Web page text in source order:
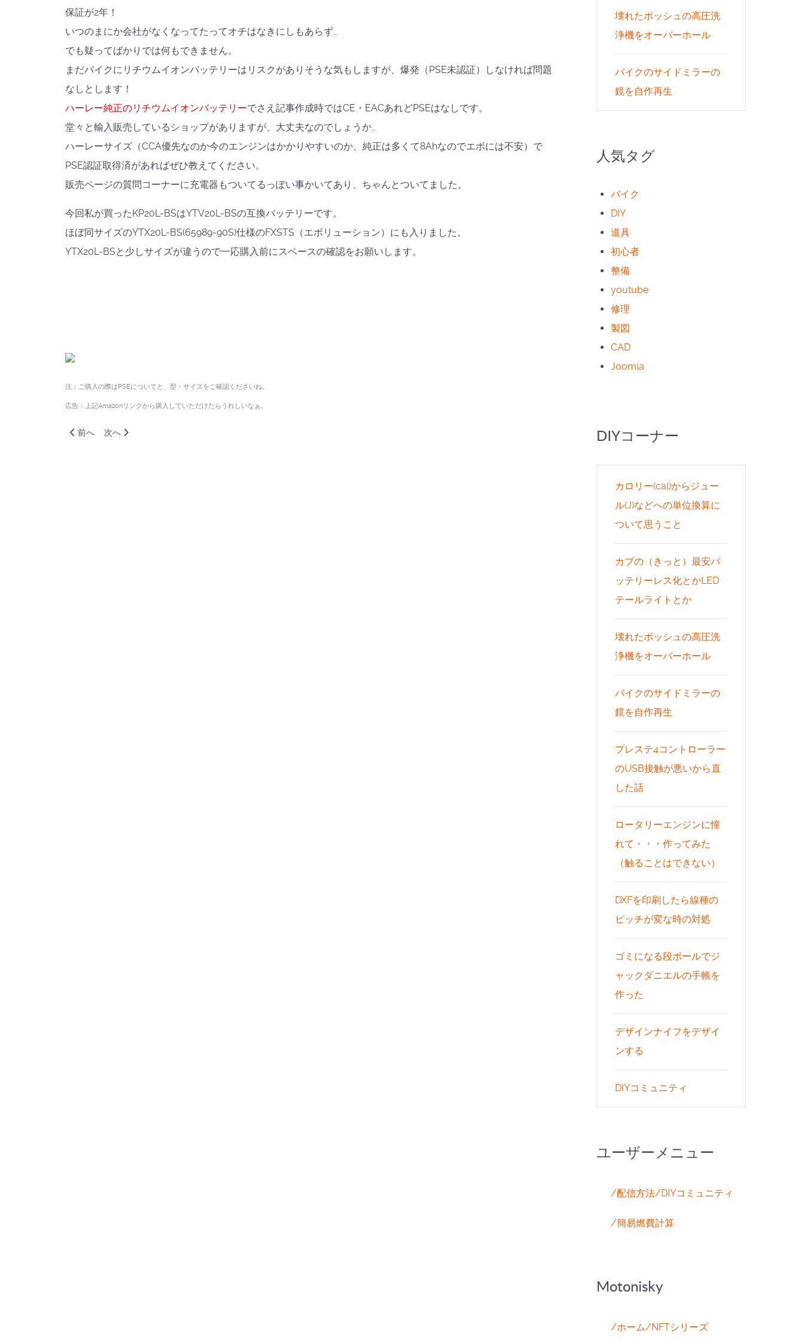
保証が2年！
いつのまにか会社がなくなってたってオチはなきにしもあらず…
でも疑ってばかりでは何もできません。
まだバイクにリチウムイオンバッテリーはリスクがありそうな気もしますが、爆発（PSE未認証）しなければ問題
なしとします！
ハーレー純正のリチウムイオンバッテリーでさえ記事作成時ではCE・EACあれどPSEはなしです。
堂々と輸入販売しているショップがありますが、大丈夫なのでしょうか…
ハーレーサイズ（CCA優先なのか今のエンジンはかかりやすいのか、純正は多くて8Ahなのでエボには不安）で
PSE認証取得済があればぜひ教えてください。
販売ページの質問コーナーに充電器もついてるっぽい事かいてあり、ちゃんとついてました。
今回私が買ったKP20L-BSはYTV20L-BSの互換バッテリーです。
ほぼ同サイズのYTX20L-BS(65989-90S)仕様のFXSTS（エボリューション）にも入りました。
YTX20L-BSと少しサイズが違うので一応購入前にスペースの確認をお願いします。
注：ご購入の際はPSEについてと、型・サイズをご確認くださいね。
広告：上記Amazonリンクから購入していただけたらうれしいなぁ。
前の記事へ: ガラスコーティングの闇
前へ 次の記事へ: 絶対に選んではいけないバイク道具
次へ
壊れたボッシュの高圧洗
浄機をオーバーホール
バイクのサイドミラーの
鏡を自作再生
人気タグ
バイク
DIY
道具
初心者
整備
youtube
修理
製図
CAD
Joomla
DIYコーナー
カロリー(cal)からジュー
ル(J)などへの単位換算に
ついて思うこと
カブの（きっと）最安バ
ッテリーレス化とかLED
テールライトとか
壊れたボッシュの高圧洗
浄機をオーバーホール
バイクのサイドミラーの
鏡を自作再生
プレステ4コントローラー
のUSB接触が悪いから直
した話
ロータリーエンジンに憧
れて・・・作ってみた
（触ることはできない）
DXFを印刷したら線種の
ピッチが変な時の対処
ゴミになる段ボールでジ
ャックダニエルの手帳を
作った
デザインナイフをデザイ
ンする
DIYコミュニティ
ユーザーメニュー
/配信方法/DIYコミュニティ
/簡易燃費計算
Motonisky
/ホーム/NFTシリーズ